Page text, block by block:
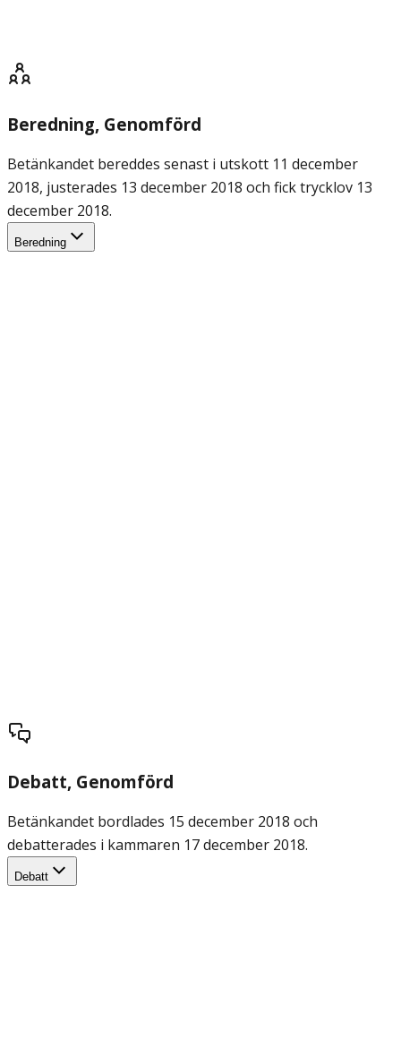
Beredning, Genomförd
Betänkandet bereddes senast i utskott 11 december
2018, justerades 13 december 2018 och fick trycklov 13
december 2018.
Beredning
Debatt, Genomförd
Betänkandet bordlades 15 december 2018 och
debatterades i kammaren 17 december 2018.
Debatt